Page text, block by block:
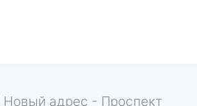
адрес - Проспект